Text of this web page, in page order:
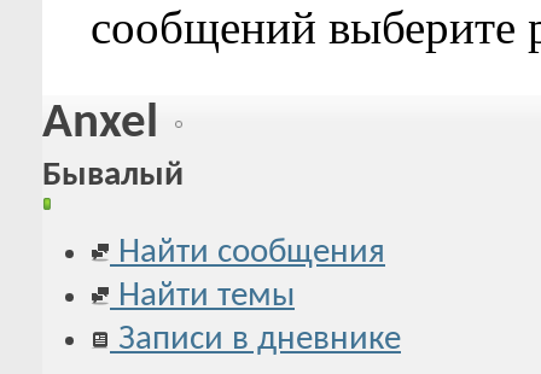
сообщений выберите
Anxel
Бывалый
Найти сообщения
Найти темы
Записи в дневнике